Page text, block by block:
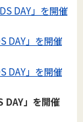
DAY」を開催
DAY」を開催
DAY」を開催
DAY」を開催